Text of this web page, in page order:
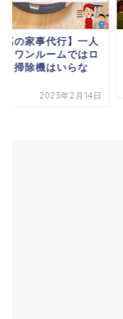
マリストの田舎暮ら
可能なのか？車無し
田舎暮らし体験記